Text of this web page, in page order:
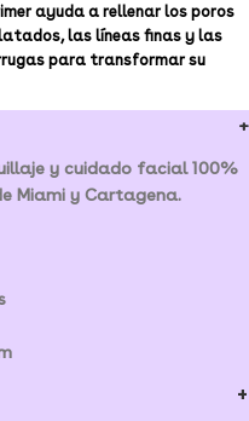
ayuda a rellenar los poros
las líneas finas y las
para transformar su
y cuidado facial 100%
Miami y Cartagena.